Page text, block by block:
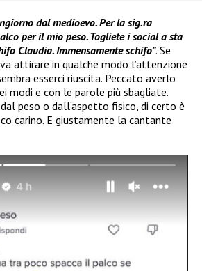
dal medioevo. Per la sig.ra
per il mio peso. Togliete i social a sta
Claudia. Immensamente schifo”. Se
attirare in qualche modo l’attenzione
esserci riuscita. Peccato averlo
modi e con le parole più sbagliate.
peso o dall’aspetto fisico, di certo è
carino. E giustamente la cantante